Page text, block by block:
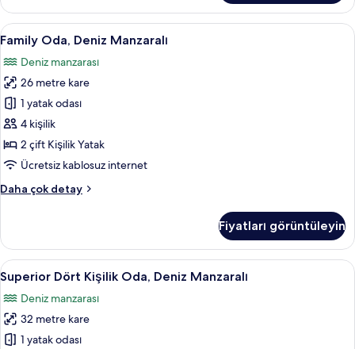
Oda,
Deniz
Manzaralı
hakkında
daha
fazla
detay
Family
Oda,
Deniz
Manzaralı
için
tüm
fotoğrafları
görün
Family Oda, Deniz Manzaralı |
7
Family Oda, Deniz Manzaralı
Deniz manzarası
26 metre kare
1 yatak odası
4 kişilik
2 çift Kişilik Yatak
Ücretsiz kablosuz internet
Daha çok detay
Family
hakkında
daha
fazla
detay
Fiyatları görüntüleyin
Superior
Dört
Kişilik
Oda,
Deniz
Superior Dört Kişilik Oda, Deniz
8
Superior Dört Kişilik Oda, Deniz Manzaralı
Deniz manzarası
32 metre kare
1 yatak odası